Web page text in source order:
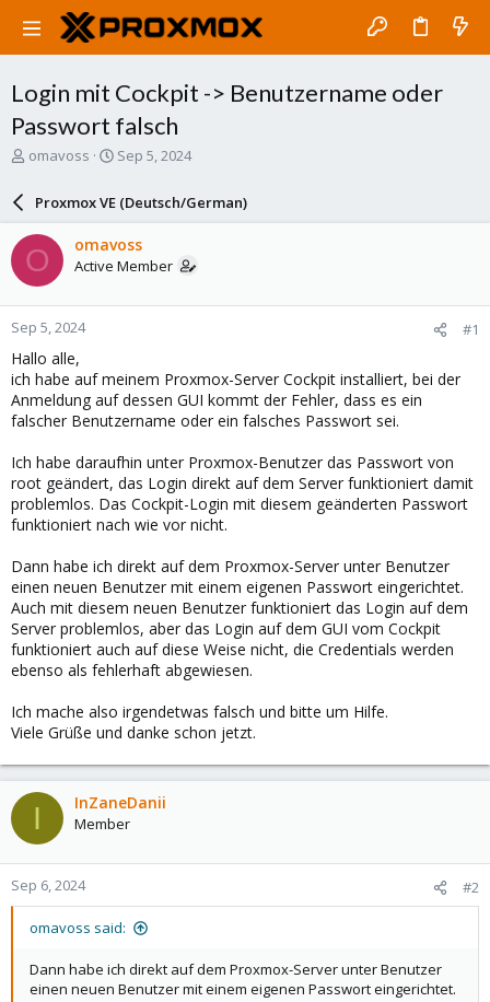
Login mit Cockpit -> Benutzername oder
Passwort falsch
T
a
d
s
t
a
r
t
e
r
omavoss
S
a
r
d
a
e
Sep 5, 2024
Proxmox VE (Deutsch/German)
O omavoss
Active Member
Sep 5, 2024 #1
Hallo alle,
ich habe auf meinem Proxmox-Server Cockpit installiert, bei der
Anmeldung auf dessen GUI kommt der Fehler, dass es ein
falscher Benutzername oder ein falsches Passwort sei.
Ich habe daraufhin unter Proxmox-Benutzer das Passwort von
root geändert, das Login direkt auf dem Server funktioniert damit
problemlos. Das Cockpit-Login mit diesem geänderten Passwort
funktioniert nach wie vor nicht.
Dann habe ich direkt auf dem Proxmox-Server unter Benutzer
einen neuen Benutzer mit einem eigenen Passwort eingerichtet.
Auch mit diesem neuen Benutzer funktioniert das Login auf dem
Server problemlos, aber das Login auf dem GUI vom Cockpit
funktioniert auch auf diese Weise nicht, die Credentials werden
ebenso als fehlerhaft abgewiesen.
Ich mache also irgendetwas falsch und bitte um Hilfe.
Viele Grüße und danke schon jetzt.
I InZaneDanii
Member
Sep 6, 2024 #2
omavoss said:
Dann habe ich direkt auf dem Proxmox-Server unter Benutzer
einen neuen Benutzer mit einem eigenen Passwort eingerichtet.